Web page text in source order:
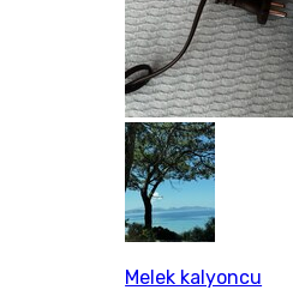
Melek kalyoncu